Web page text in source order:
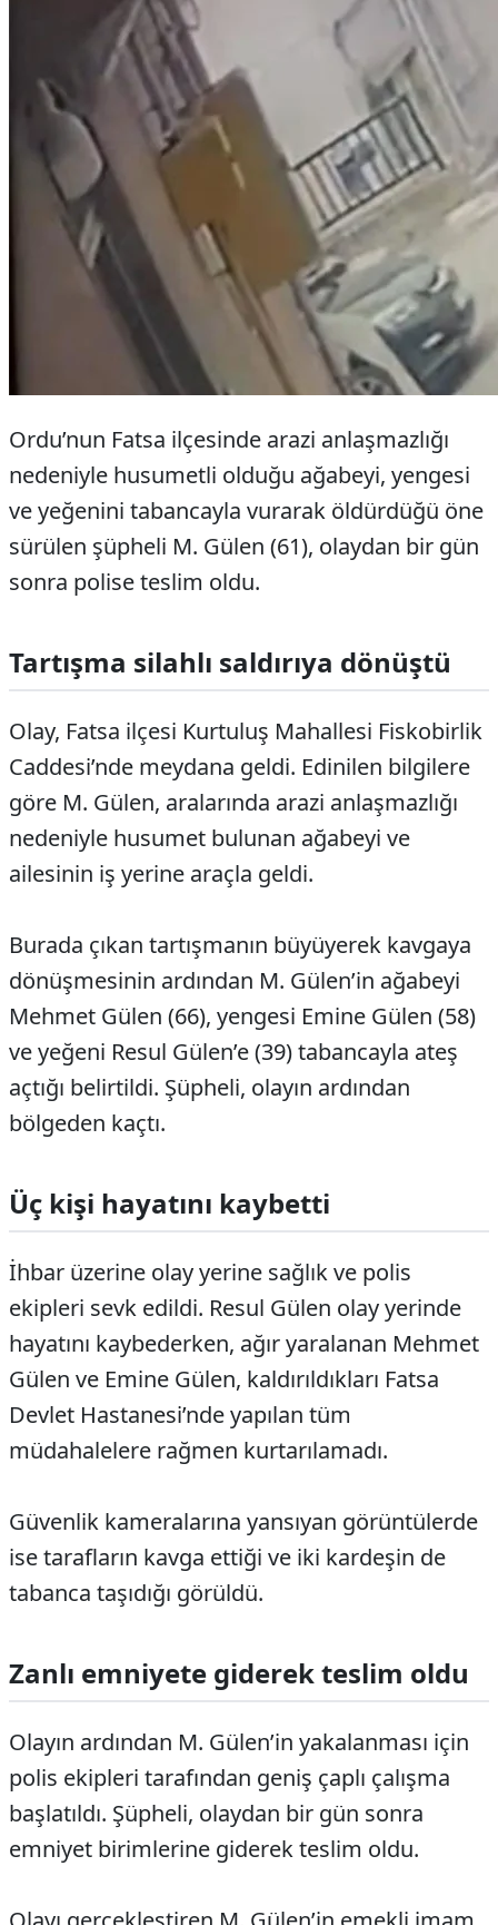
Ordu’nun Fatsa ilçesinde arazi anlaşmazlığı
nedeniyle husumetli olduğu ağabeyi, yengesi
ve yeğenini tabancayla vurarak öldürdüğü öne
sürülen şüpheli M. Gülen (61), olaydan bir gün
sonra polise teslim oldu.
Tartışma silahlı saldırıya dönüştü
Olay, Fatsa ilçesi Kurtuluş Mahallesi Fiskobirlik
Caddesi’nde meydana geldi. Edinilen bilgilere
göre M. Gülen, aralarında arazi anlaşmazlığı
nedeniyle husumet bulunan ağabeyi ve
ailesinin iş yerine araçla geldi.
Burada çıkan tartışmanın büyüyerek kavgaya
dönüşmesinin ardından M. Gülen’in ağabeyi
Mehmet Gülen (66), yengesi Emine Gülen (58)
ve yeğeni Resul Gülen’e (39) tabancayla ateş
açtığı belirtildi. Şüpheli, olayın ardından
bölgeden kaçtı.
Üç kişi hayatını kaybetti
İhbar üzerine olay yerine sağlık ve polis
ekipleri sevk edildi. Resul Gülen olay yerinde
hayatını kaybederken, ağır yaralanan Mehmet
Gülen ve Emine Gülen, kaldırıldıkları Fatsa
Devlet Hastanesi’nde yapılan tüm
müdahalelere rağmen kurtarılamadı.
Güvenlik kameralarına yansıyan görüntülerde
ise tarafların kavga ettiği ve iki kardeşin de
tabanca taşıdığı görüldü.
Zanlı emniyete giderek teslim oldu
Olayın ardından M. Gülen’in yakalanması için
polis ekipleri tarafından geniş çaplı çalışma
başlatıldı. Şüpheli, olaydan bir gün sonra
emniyet birimlerine giderek teslim oldu.